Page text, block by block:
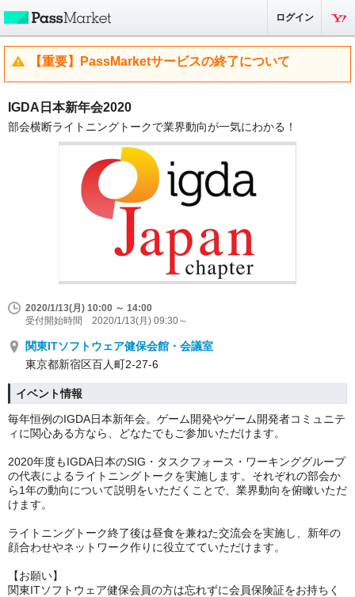
ログイン
【重要】PassMarketサービスの終了について
IGDA日本新年会2020
部会横断ライトニングトークで業界動向が一気にわかる！
2020/1/13(月) 10:00 ～ 14:00
受付開始時間 2020/1/13(月) 09:30～
関東ITソフトウェア健保会館・会議室
東京都新宿区百人町2-27-6
イベント情報
毎年恒例のIGDA日本新年会。ゲーム開発やゲーム開発者コミュニテ
ィに関心ある方なら、どなたでもご参加いただけます。
2020年度もIGDA日本のSIG・タスクフォース・ワーキンググループ
の代表によるライトニングトークを実施します。それぞれの部会か
ら1年の動向について説明をいただくことで、業界動向を俯瞰いただ
けます。
ライトニングトーク終了後は昼食を兼ねた交流会を実施し、新年の
顔合わせやネットワーク作りに役立てていただけます。
【お願い】
関東ITソフトウェア健保会員の方は忘れずに会員保険証をお持ちく